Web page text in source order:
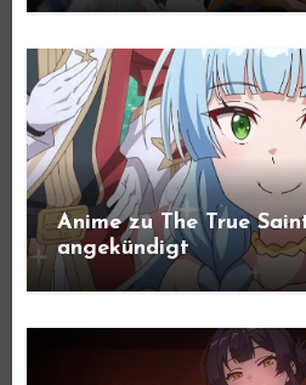
Anime zu The True
angekündigt